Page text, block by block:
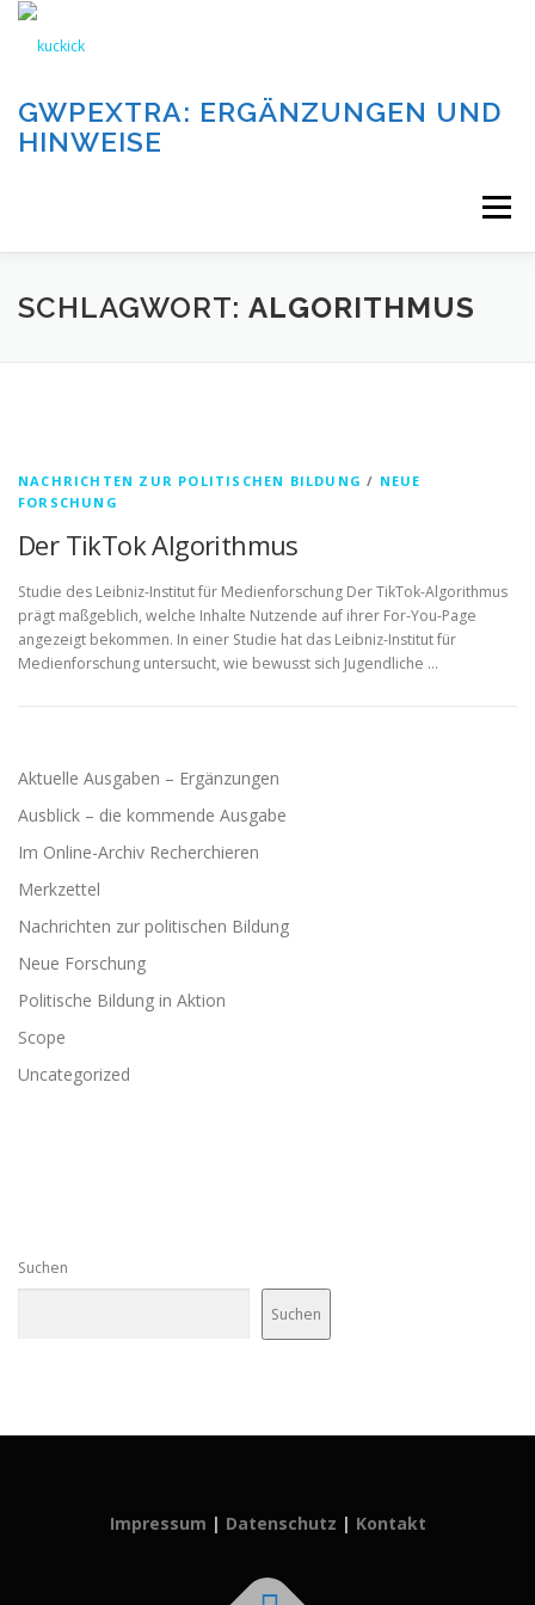
Zum
springen
GWPEXTRA: ERGÄNZUNGEN UND
HINWEISE
Menü
WILLKOMMEN
DIE BEITRÄGE DIESER SEITE IMPRESSUM
SCHLAGWORT: ALGORITHMUS
NACHRICHTEN ZUR POLITISCHEN BILDUNG / NEUE
FORSCHUNG
Der TikTok Algorithmus
Studie des Leibniz-Institut für Medienforschung Der TikTok-Algorithmus
prägt maßgeblich, welche Inhalte Nutzende auf ihrer For-You-Page
angezeigt bekommen. In einer Studie hat das Leibniz-Institut für
Medienforschung untersucht, wie bewusst sich Jugendliche …
Aktuelle Ausgaben – Ergänzungen
Ausblick – die kommende Ausgabe
Im Online-Archiv Recherchieren
Merkzettel
Nachrichten zur politischen Bildung
Neue Forschung
Politische Bildung in Aktion
Scope
Uncategorized
Suchen
Suchen
Impressum | Datenschutz | Kontakt